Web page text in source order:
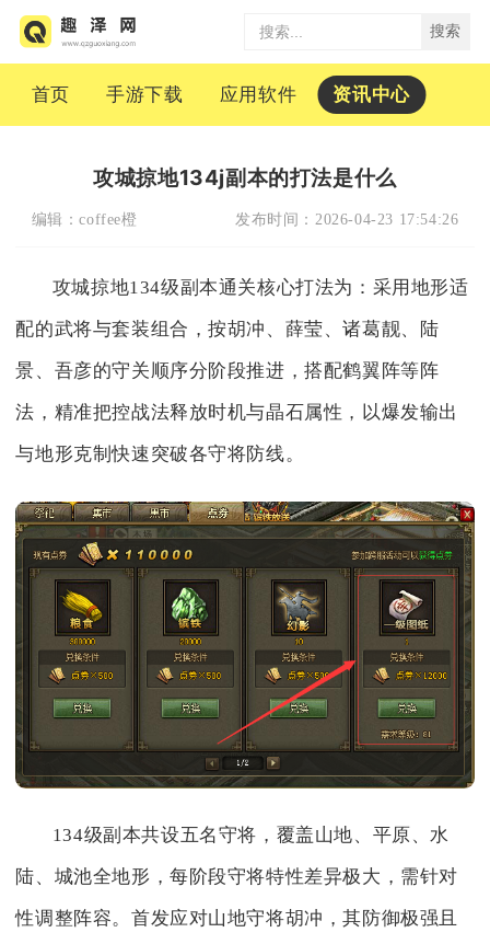
搜索
首页 手游下载 应用软件 资讯中心
攻城掠地134j副本的打法是什么
编辑：coffee橙 发布时间： 2026-04-23 17:54:26
攻城掠地134级副本通关核心打法为：采用地形适
配的武将与套装组合，按胡冲、薛莹、诸葛靓、陆
景、吾彦的守关顺序分阶段推进，搭配鹤翼阵等阵
法，精准把控战法释放时机与晶石属性，以爆发输出
与地形克制快速突破各守将防线。
134级副本共设五名守将，覆盖山地、平原、水
陆、城池全地形，每阶段守将特性差异极大，需针对
性调整阵容。首发应对山地守将胡冲，其防御极强且